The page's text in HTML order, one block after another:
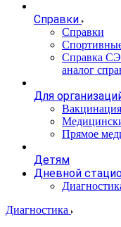
Справки
Справки
Справка
аналог
Для
Прямое
Детям
Дневной
Диагностика